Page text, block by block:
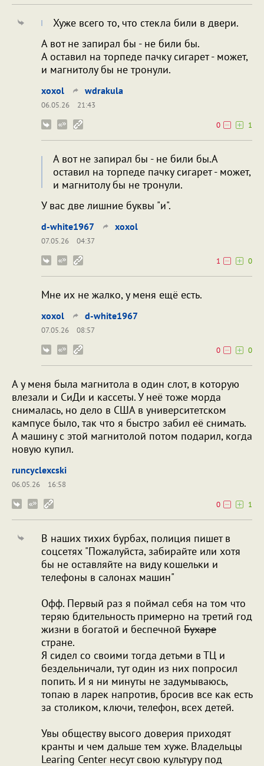
Хуже всего то, что стекла били в двери.
А вот не запирал бы - не били бы.
А оставил на торпеде пачку сигарет - может,
и магнитолу бы не тронули.
xoxol wdrakula
06.05.26
21:43
0
1
А вот не запирал бы - не били бы.А
оставил на торпеде пачку сигарет - может,
и магнитолу бы не тронули.
У вас две лишние буквы "и".
d-white1967 xoxol
07.05.26
04:37
1
0
Мне их не жалко, у меня ещё есть.
xoxol d-white1967
07.05.26
08:57
0
0
А у меня была магнитола в один слот, в которую
влезали и СиДи и кассеты. У неё тоже морда
снималась, но дело в США в университетском
кампусе было, так что я быстро забил её снимать.
А машину с этой магнитолой потом подарил, когда
новую купил.
runcyclexcski
06.05.26
16:58
0
1
В наших тихих бурбах, полиция пишет в
соцсетях "Пожалуйста, забирайте или хотя
бы не оставляйте на виду кошельки и
телефоны в салонах машин"
Офф. Первый раз я поймал себя на том что
теряю бдительность примерно на третий год
жизни в богатой и беспечной Бухаре
стране.
Я сидел со своими тогда детьми в ТЦ и
бездельничали, тут один из них попросил
попить. И я ни минуты не задумываюсь,
топаю в ларек напротив, бросив все как есть
за столиком, ключи, телефон, всех детей.
Увы обществу высого доверия приходят
кранты и чем дальше тем хуже. Владельцы
Learing Center несут свою культуру под